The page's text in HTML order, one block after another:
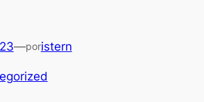
—poristern